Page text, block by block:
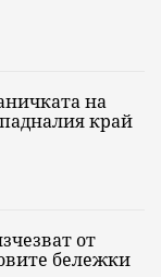
на
край
от
бележки